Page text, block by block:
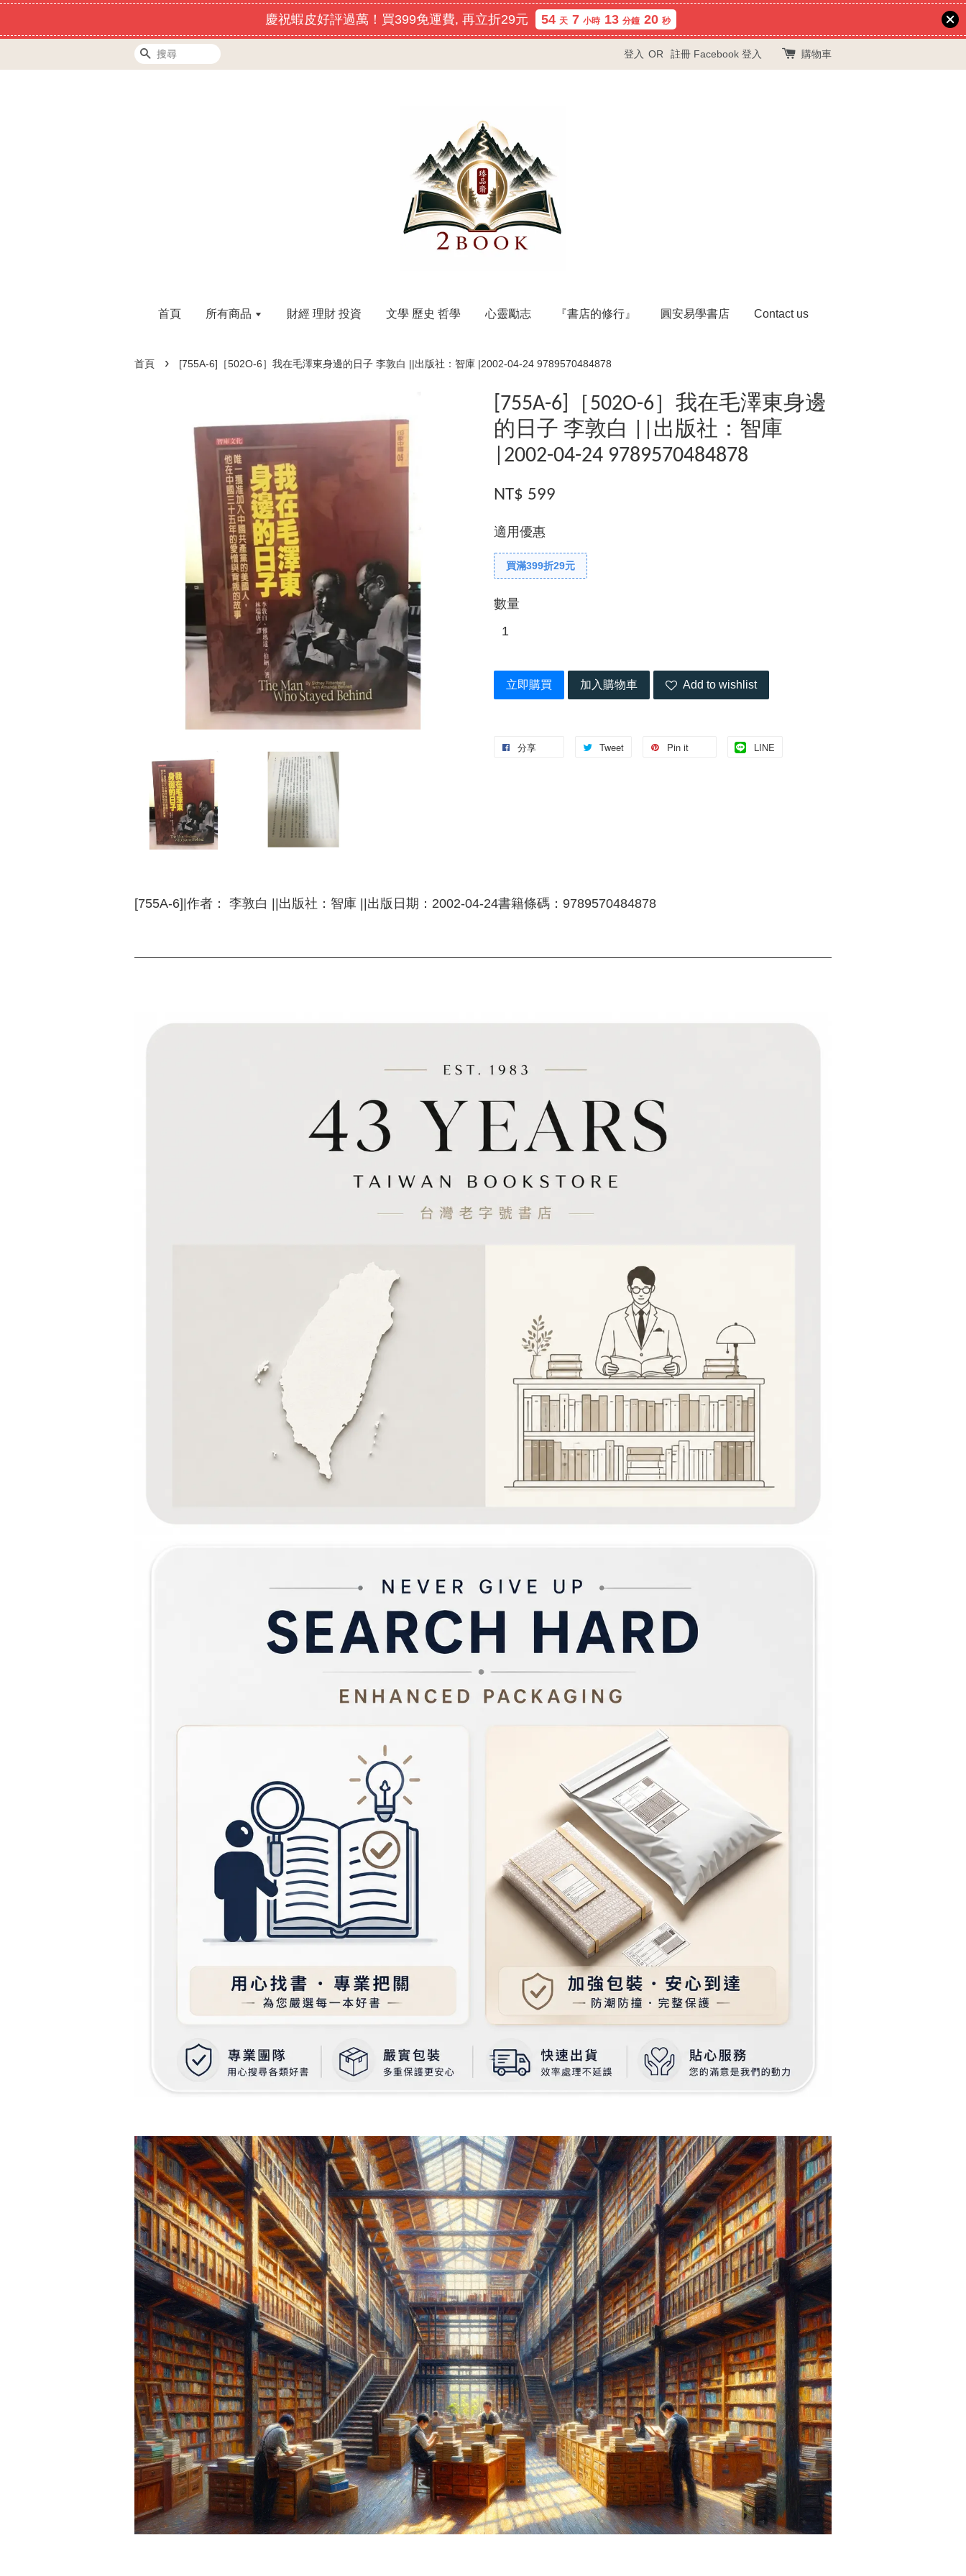
慶祝蝦皮好評過萬！買399免運費, 再立折29元 54 天 7 小時 13 分鐘 18 秒
搜尋 登入 OR 註冊 Facebook 登入 購物車
首頁 所有商品 財經 理財 投資 文學 歷史 哲學 心靈勵志 『書店的修行』 圓安易學書店 Contact us
首頁 › [755A-6]［502O-6］我在毛澤東身邊的日子 李敦白 ||出版社：智庫 |2002-04-24 9789570484878
[755A-6]［502O-6］我在毛澤東身邊
的日子 李敦白 ||出版社：智庫
|2002-04-24 9789570484878
NT$ 599
適用優惠
買滿399折29元
數量
立即購買 加入購物車 Add to wishlist
分享 Tweet Pin it LINE
[755A-6]|作者： 李敦白 ||出版社：智庫 ||出版日期：2002-04-24書籍條碼：9789570484878